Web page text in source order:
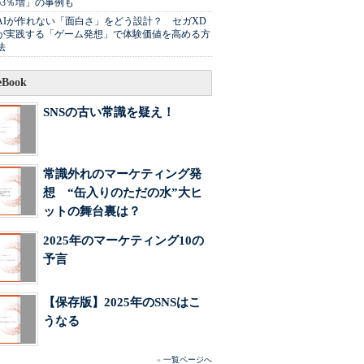
％増」の事例も
が作れない「面白さ」をどう設計？ セガXD
実践する「ゲーム発想」で体験価値を高める方
SNSの古い常識を疑え！
常識外れのマーケティング発
想 “缶入りのただの水”大ヒ
ットの舞台裏は？
2025年のマーケティング10の
予言
【保存版】2025年のSNSはこ
うなる
» 一覧ページへ